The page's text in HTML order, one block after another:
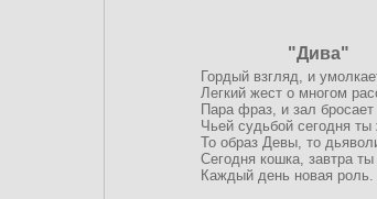
"Дива"
Гордый взгляд, и
Легкий жест о многом
Пара фраз, и зал
Чьей судьбой сегодня
То образ Девы, то
Сегодня кошка, завтра
Каждый день новая роль.